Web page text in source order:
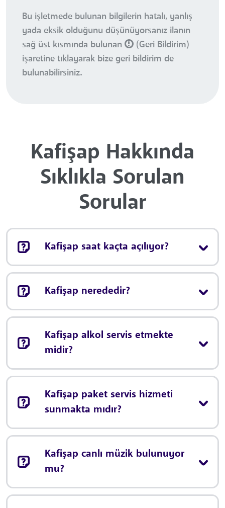
Bu işletmede bulunan bilgilerin hatalı, yanlış
yada eksik olduğunu düşünüyorsanız ilanın
sağ üst kısmında bulunan
(Geri Bildirim)
işaretine tıklayarak bize geri bildirim de
bulunabilirsiniz.
Kafişap Hakkında
Sıklıkla Sorulan
Sorular
Kafişap saat kaçta açılıyor?
Kafişap nerededir?
Kafişap alkol servis etmekte
midir?
Kafişap paket servis hizmeti
sunmakta mıdır?
Kafişap canlı müzik bulunuyor
mu?